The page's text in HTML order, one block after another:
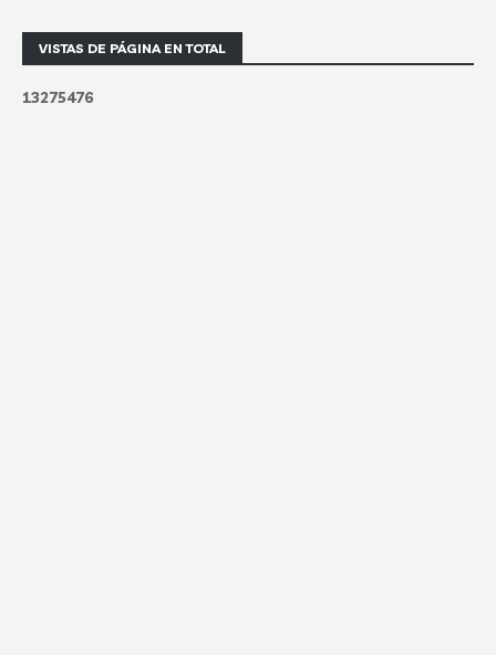
VISTAS DE PÁGINA EN TOTAL
13275476